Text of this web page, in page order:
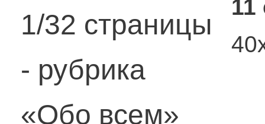
1/32 страницы
- рубрика
«Обо всем»
11